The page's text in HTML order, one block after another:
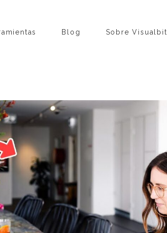
Blog Sobre Visualbit